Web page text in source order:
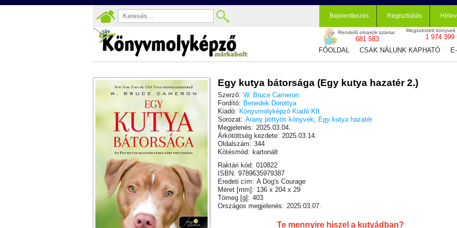
Bejelentkezés Regisztrálás
Rendelő olvasók száma:
681 583
Megszerzett könyvek
1 974 399
FŐOLDAL
CSAK NÁLUNK KAPHATÓ
Egy kutya bátorsága (Egy kutya hazatér 2.)
Szerző: W. Bruce Cameron
Fordító: Benedek Dorottya
Kiadó: Könyvmolyképző Kiadó Kft.
Sorozat: Arany pöttyös könyvek, Egy kutya hazatér
Megjelenés: 2025.03.04.
Árkötöttség kezdete: 2025.03.14.
Oldalszám: 344
Kötésmód: kartonált
Raktári kód: 010822
ISBN: 9789635979387
Eredeti cím: A Dog's Courage
Méret [mm]: 136 x 204 x 29
Tömeg [g]: 403
Országos megjelenés: 2025.03.07.
Te mennyire hiszel a kutyádban?